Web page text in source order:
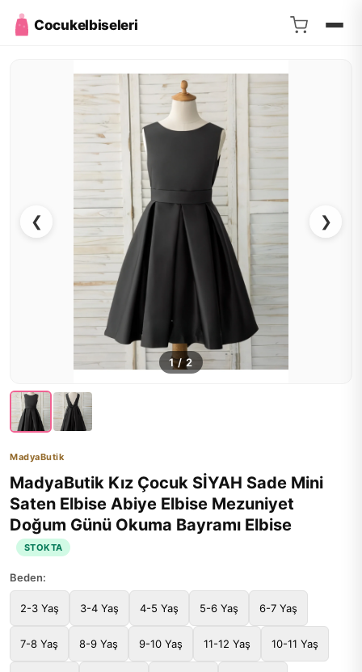
Cocukelbiseleri
❮ ❯
1/ 2
MadyaButik
MadyaButik Kız Çocuk SİYAH Sade Mini
Saten Elbise Abiye Elbise Mezuniyet
Doğum Günü Okuma Bayramı Elbise
STOKTA
Beden:
2-3 Yaş 3-4 Yaş 4-5 Yaş 5-6 Yaş 6-7 Yaş
7-8 Yaş 8-9 Yaş 9-10 Yaş 11-12 Yaş 10-11 Yaş